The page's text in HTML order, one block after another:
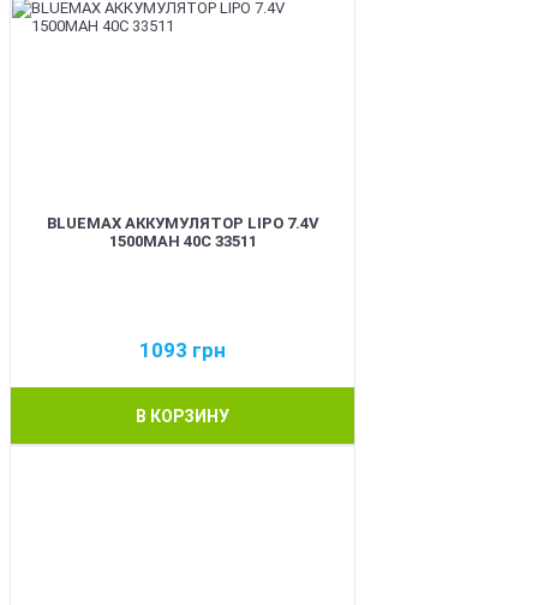
BLUEMAX АККУМУЛЯТОР LIPO 7.4V
1500MAH 40C 33511
1093 грн
В КОРЗИНУ